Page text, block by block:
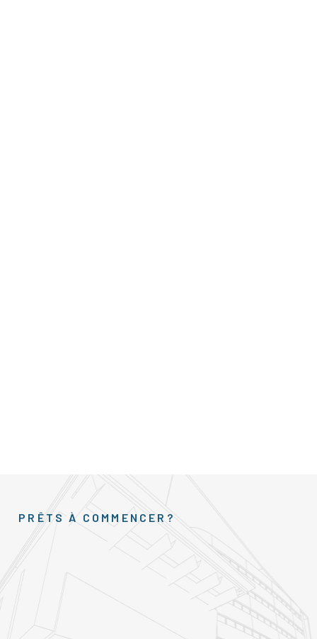
PRÊTS À COMMENCER?